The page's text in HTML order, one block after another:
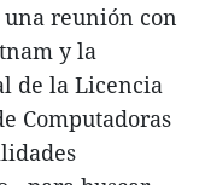
una reunión con
y la
de la Licencia
Computadoras